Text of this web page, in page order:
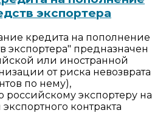
экспортера
кредита на пополнение
экспортера" предназначен
или иностранной
от риска невозврата
по нему),
российскому экспортеру на
контракта